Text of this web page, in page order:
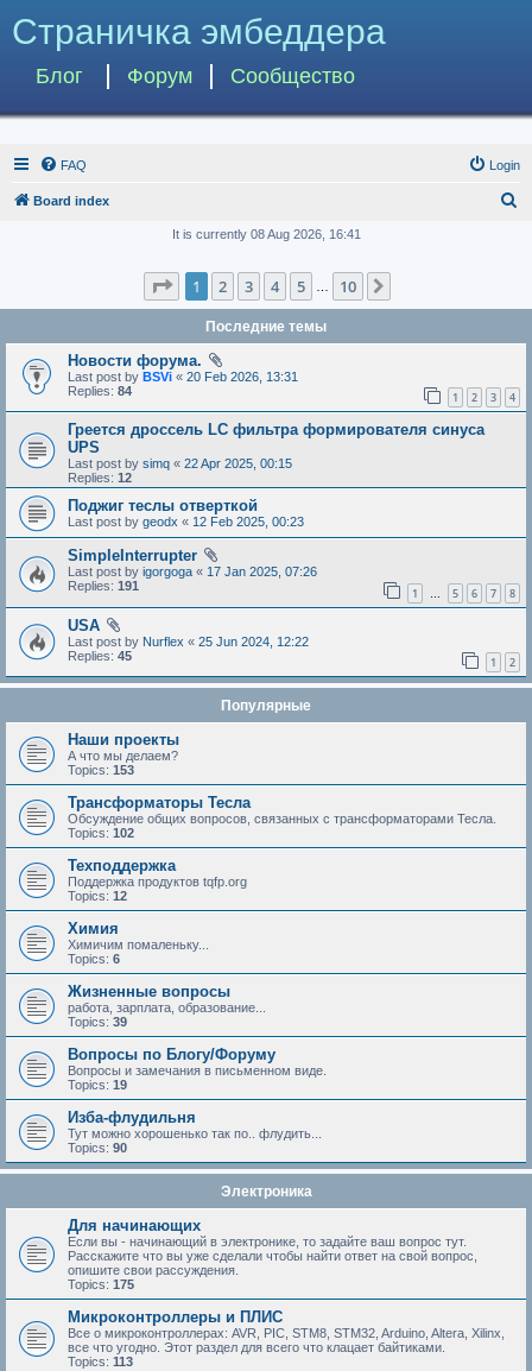
Страничка эмбеддера
Блог Форум Сообщество
FAQ Login
Board index
c
h
It is currently 08 Aug 2026, 16:41
Page 1of 10
1 2 3 4 5 10
Последние темы
Новости форума.
Last post by BSVi « 20 Feb 2026, 13:31
Replies: 84 1 2 3 4
Греется дроссель LC фильтра формирователя синуса
UPS
Last post by simq « 22 Apr 2025, 00:15
Replies: 12
Поджиг теслы отверткой
Last post by geodx « 12 Feb 2025, 00:23
SimpleInterrupter
Last post by igorgoga « 17 Jan 2025, 07:26
Replies: 191 1 … 5 6 7 8
USA
Last post by Nurflex « 25 Jun 2024, 12:22
Replies: 45 1 2
Популярные
Наши проекты
А что мы делаем?
Topics: 153
Трансформаторы Тесла
Обсуждение общих вопросов, связанных с трансформаторами Тесла.
Topics: 102
Техподдержка
Поддержка продуктов tqfp.org
Topics: 12
Химия
Химичим помаленьку...
Topics: 6
Жизненные вопросы
работа, зарплата, образование...
Topics: 39
Вопросы по Блогу/Форуму
Вопросы и замечания в письменном виде.
Topics: 19
Изба-флудильня
Тут можно хорошенько так по.. флудить...
Topics: 90
Электроника
Для начинающих
Если вы - начинающий в электронике, то задайте ваш вопрос тут.
Расскажите что вы уже сделали чтобы найти ответ на свой вопрос,
опишите свои рассуждения.
Topics: 175
Микроконтроллеры и ПЛИС
Все о микроконтроллерах: AVR, PIC, STM8, STM32, Arduino, Altera, Xilinx,
все что угодно. Этот раздел для всего что клацает байтиками.
Topics: 113